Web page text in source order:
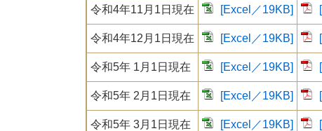
令和4年11月1日現在 [Excel／19KB]
令和4年12月1日現在 [Excel／19KB]
令和5年 1月1日現在 [Excel／19KB]
令和5年 2月1日現在 [Excel／19KB]
令和5年 3月1日現在 [Excel／19KB]